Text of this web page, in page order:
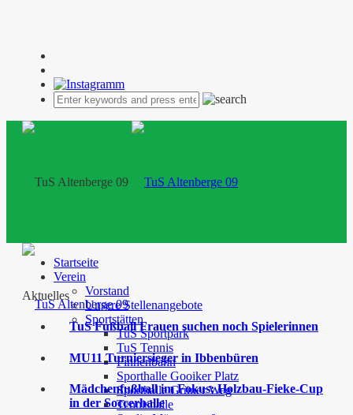
Startseite
Verein
Vorstand
Unsere Stellenangebote
Sportstätten
TuS Sportpark
TuS Tennis
Finnenbahn
Sporthalle Gooiker Platz
Sporthalle Grüner Weg
Tennishalle
Aktuelles
TuS Fußball Frauen suchen noch Spielerinnen
MU11 Turniersieger in Ibbenbüren
Mädchenfußball im Fokus: Holzbau-Fieke-Cup
in der Soccerhalle